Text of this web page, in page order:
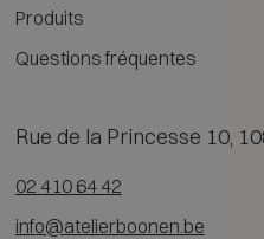
Produits
Questions fréquentes
Rue de la Princesse 10,
02 410 64 42
info@atelierboonen.be